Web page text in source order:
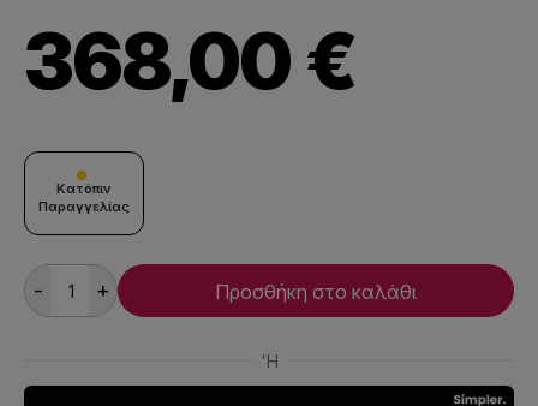
368,00 €
Κατόπιν
Παραγγελίας
- + Προσθήκη στο καλάθι